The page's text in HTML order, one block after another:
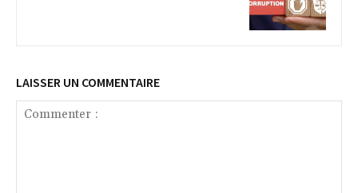
LAISSER UN COMMENTAIRE